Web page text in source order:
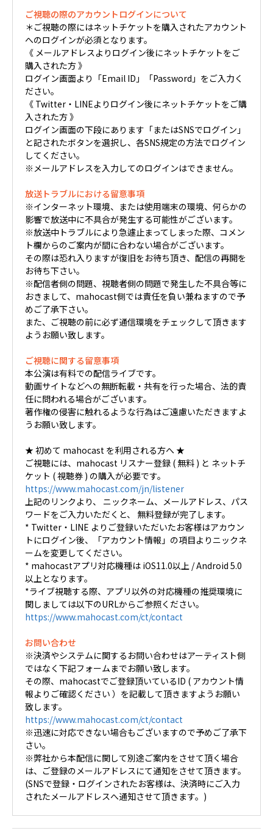
ご視聴の際のアカウントログインについて
＊ご視聴の際にはネットチケットを購入されたアカウント
へのログインが必須となります。
《 メールアドレスよりログイン後にネットチケットをご
購入された方 》
ログイン画面より「Email ID」「Password」をご入力く
ださい。
《 Twitter・LINEよりログイン後にネットチケットをご購
入された方 》
ログイン画面の下段にあります「またはSNSでログイン」
と記されたボタンを選択し、各SNS規定の方法でログイン
してください。
※メールアドレスを入力してのログインはできません。
放送トラブルにおける留意事項
※インターネット環境、または使用端末の環境、何らかの
影響で放送中に不具合が発生する可能性がございます。
※放送中トラブルにより急遽止まってしまった際、コメン
ト欄からのご案内が間に合わない場合がございます。
その際は恐れ入りますが復旧をお待ち頂き、配信の再開を
お待ち下さい。
※配信者側の問題、視聴者側の問題で発生した不具合等に
おきまして、mahocast側では責任を負い兼ねますので予
めご了承下さい。
また、ご視聴の前に必ず通信環境をチェックして頂きます
ようお願い致します。
ご視聴に関する留意事項
本公演は有料での配信ライブです。
動画サイトなどへの無断転載・共有を行った場合、法的責
任に問われる場合がございます。
著作権の侵害に触れるような行為はご遠慮いただきますよ
うお願い致します。
★ 初めて mahocast を利用される方へ ★
ご視聴には、mahocast リスナー登録 ( 無料 ) と ネットチ
ケット ( 視聴券 ) の購入が必要です。
https://www.mahocast.com/jn/listener
上記のリンクより、 ニックネーム、メールアドレス、パス
ワードをご入力いただくと、 無料登録が完了します。
* Twitter・LINE よりご登録いただいたお客様はアカウン
トにログイン後、「アカウント情報」の項目よりニックネ
ームを変更してください。
* mahocastアプリ対応機種は iOS11.0以上 / Android 5.0
以上となります。
*ライブ視聴する際、アプリ以外の対応機種の推奨環境に
関しましては以下のURLからご参照ください。
https://www.mahocast.com/ct/contact
お問い合わせ
※決済やシステムに関するお問い合わせはアーティスト側
ではなく下記フォームまでお願い致します。
その際、mahocastでご登録頂いているID ( アカウント情
報よりご確認ください ）を記載して頂きますようお願い
致します。
https://www.mahocast.com/ct/contact
※迅速に対応できない場合もございますので予めご了承下
さい。
※弊社から本配信に関して別途ご案内をさせて頂く場合
は、ご登録のメールアドレスにて通知をさせて頂きます。
(SNSで登録・ログインされたお客様は、決済時にご入力
されたメールアドレスへ通知させて頂きます。)